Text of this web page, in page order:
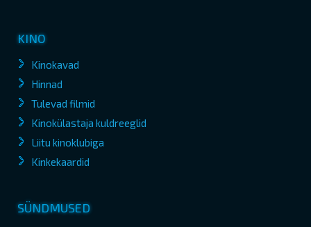
KINO
Kinokavad
Hinnad
Tulevad filmid
Kinokülastaja kuldreeglid
Liitu kinoklubiga
Kinkekaardid
SÜNDMUSED